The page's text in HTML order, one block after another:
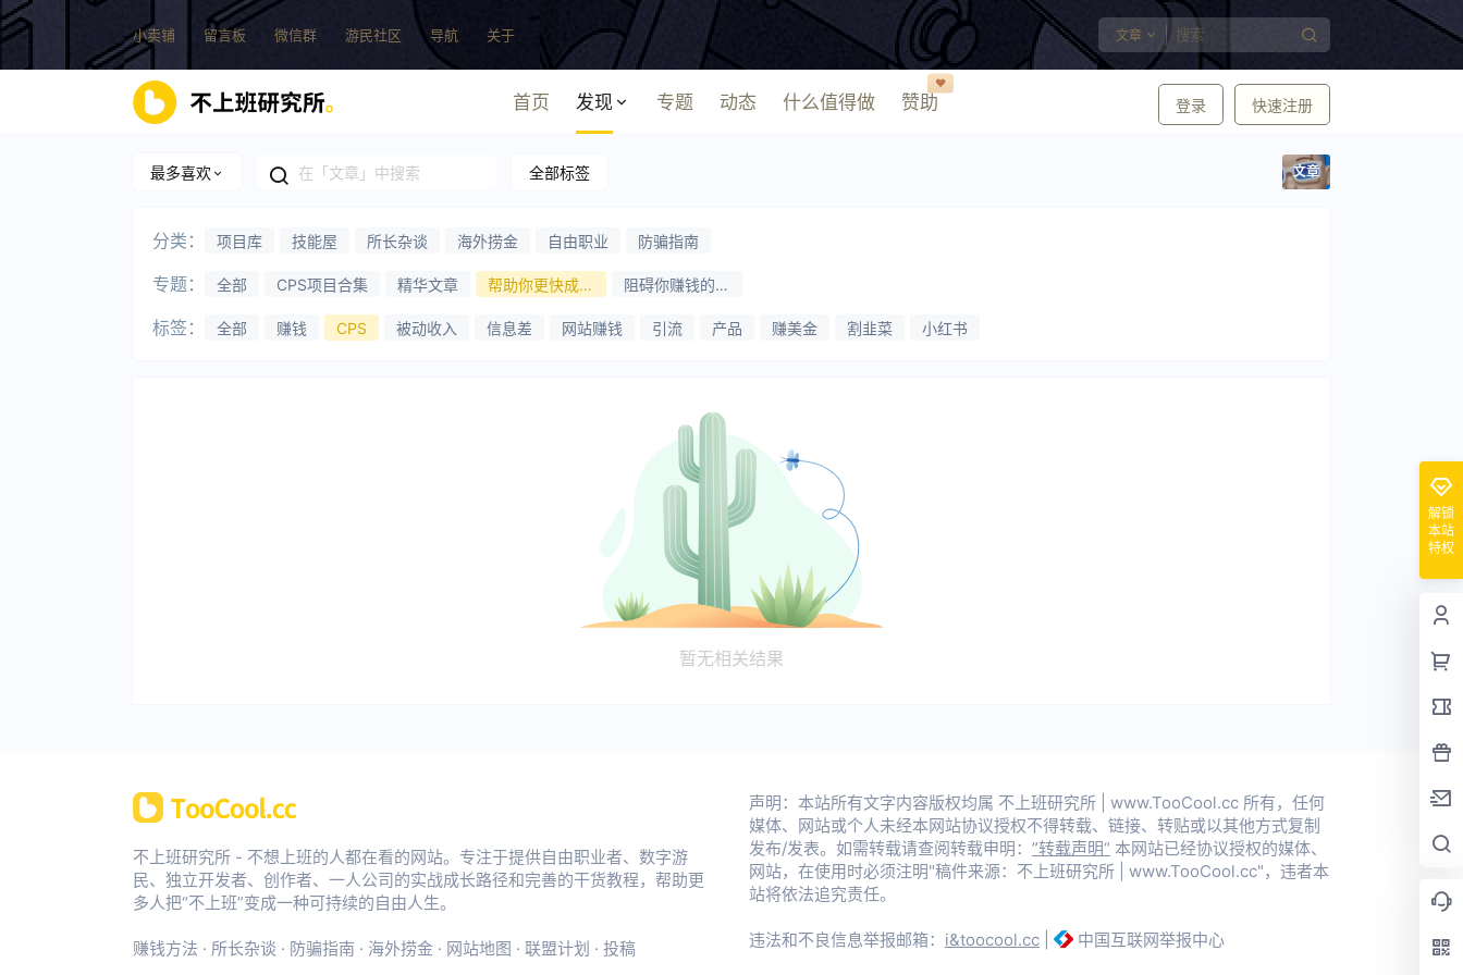
小卖铺 留言板 微信群 游民社区 导航 关于 文章
登录 快速注册
首页 发现 专题 动态 什么值得做 赞助
❤️
最多喜欢 全部标签 文章
分类： 项目库 技能屋 所长杂谈 海外捞金 自由职业 防骗指南
专题： 全部 CPS项目合集 精华文章
帮助你更快成功
阻碍你赚钱的问
标签： 全部 赚钱 CPS 被动收入 信息差 网站赚钱 引流 产品 赚美金 割韭菜 小红书
暂无相关结果
解锁
本站
特权
不上班研究所 - 不想上班的人都在看的网站。专注于提供自由职业者、数字游
民、独立开发者、创作者、一人公司的实战成长路径和完善的干货教程，帮助更
多人把“不上班”变成一种可持续的自由人生。
赚钱方法 · 所长杂谈 · 防骗指南 · 海外捞金 · 网站地图 · 联盟计划 · 投稿
声明：本站所有文字内容版权均属 不上班研究所 | www.TooCool.cc 所有，任何
媒体、网站或个人未经本网站协议授权不得转载、链接、转贴或以其他方式复制
发布/发表。如需转载请查阅转载申明： ”转载声明“ 本网站已经协议授权的媒体、
网站，在使用时必须注明"稿件来源：不上班研究所 | www.TooCool.cc"，违者本
站将依法追究责任。
违法和不良信息举报邮箱： i&toocool.cc 中国互联网举报中心